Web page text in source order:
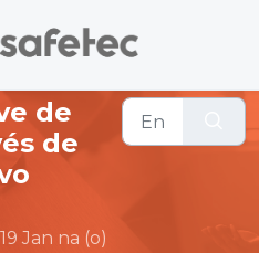
de
de
Jan na (o)